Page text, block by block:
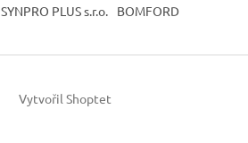
SYNPRO PLUS s.r.o. BOMFORD
Vytvořil Shoptet